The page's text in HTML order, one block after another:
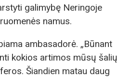
galimybę Neringoje
namus.
ambasadorė. „Būnant
kokios artimos mūsų šalių
Šiandien matau daug